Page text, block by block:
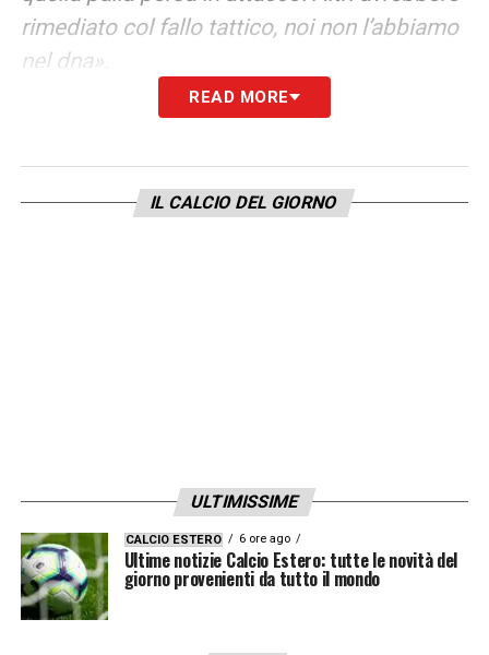
rimediato col fallo tattico, noi non l’abbiamo
nel dna».
STRATEGIA CLUB –«Se sta funzionando lo
società il risultato sul campo va di pari
passo con la scoperta di talenti da
numero di giovani. Anche per una questione
economica. Il club ha investito giustamente
più sulle infrastrutture che mancavano,
perché guarda al futuro. Quindi è più facile
accettare scommesse. Anche perché gli
READ MORE
IL CALCIO DEL GIORNO
ULTIMISSIME
CALCIO ESTERO 6 ore ago
Ultime notizie Calcio Estero: tutte le novità del
giorno provenienti da tutto il mondo